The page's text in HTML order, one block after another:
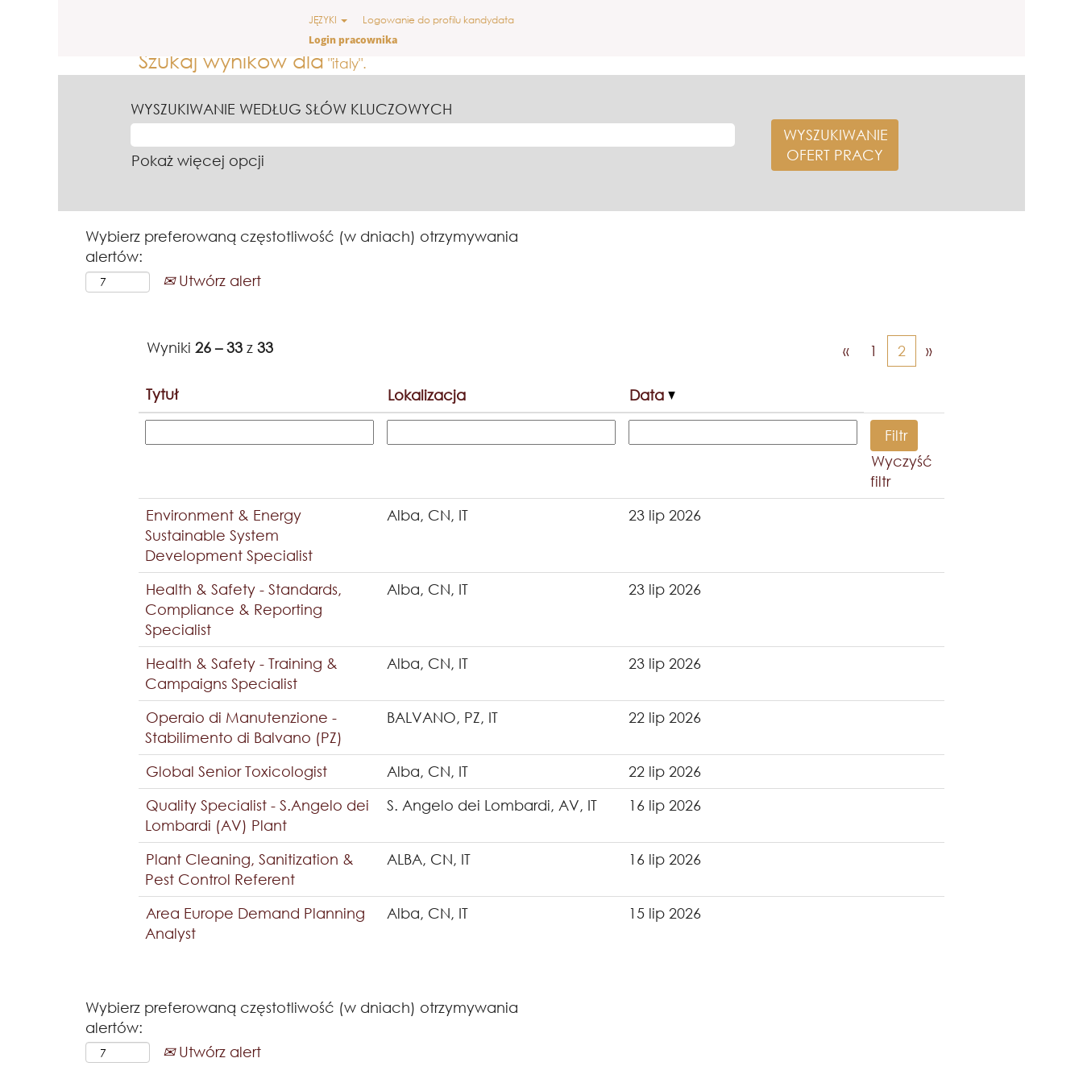
JĘZYKI
Logowanie do profilu kandydata
Login pracownika
Italy w Ferrero(bieżąca
strona)
Szukaj wyników dla "italy".
WYSZUKIWANIE WEDŁUG SŁÓW KLUCZOWYCH
Pokaż więcej opcji
Wybierz preferowaną częstotliwość (w dniach) otrzymywania
alertów:
Utwórz alert
Wyniki 26 – 33 z 33 « 1 2 »
Tytuł Lokalizacja Data
Wyczyść
filtr
Environment & Energy
Sustainable System
Development Specialist
Alba, CN, IT 23 lip 2026
Health & Safety - Standards,
Compliance & Reporting
Specialist
Alba, CN, IT 23 lip 2026
Health & Safety - Training &
Campaigns Specialist
Alba, CN, IT 23 lip 2026
Operaio di Manutenzione -
Stabilimento di Balvano (PZ)
BALVANO, PZ, IT 22 lip 2026
Global Senior Toxicologist Alba, CN, IT
22 lip 2026
Quality Specialist - S.Angelo dei
Lombardi (AV) Plant
S. Angelo dei Lombardi, AV, IT 16 lip 2026
Plant Cleaning, Sanitization &
Pest Control Referent
ALBA, CN, IT 16 lip 2026
Area Europe Demand Planning
Analyst
Alba, CN, IT 15 lip 2026
Wybierz preferowaną częstotliwość (w dniach) otrzymywania
alertów:
Utwórz alert